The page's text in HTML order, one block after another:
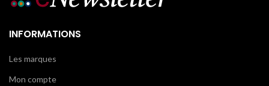
INFORMATIONS
Les marques
Mon compte